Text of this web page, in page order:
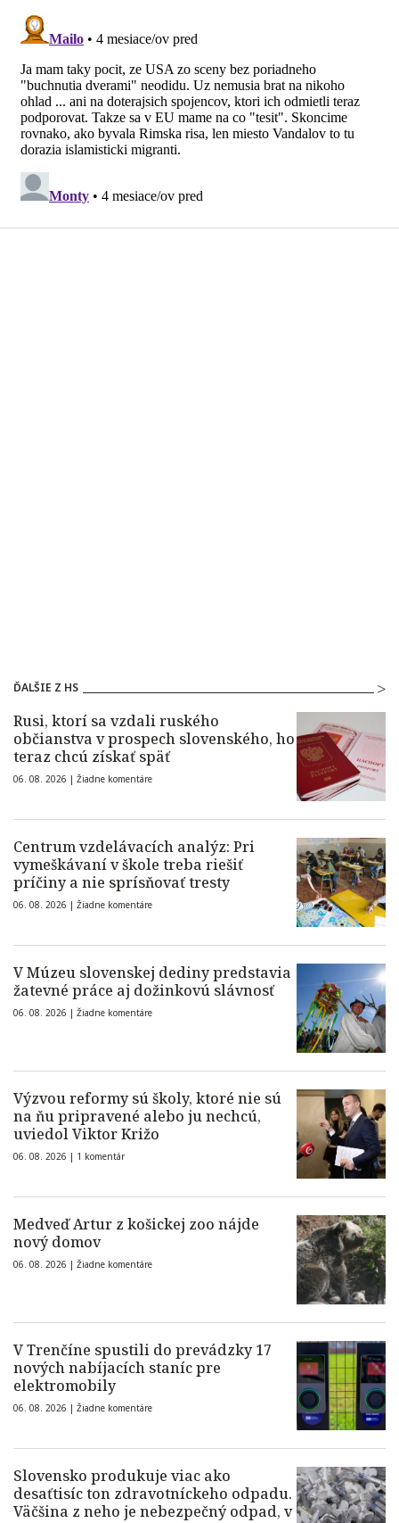
ĎALŠIE Z HS
Rusi, ktorí sa vzdali ruského
občianstva v prospech slovenského, ho
teraz chcú získať späť
06. 08. 2026 | Žiadne komentáre
Centrum vzdelávacích analýz: Pri
vymeškávaní v škole treba riešiť
príčiny a nie sprísňovať tresty
06. 08. 2026 | Žiadne komentáre
V Múzeu slovenskej dediny predstavia
žatevné práce aj dožinkovú slávnosť
06. 08. 2026 | Žiadne komentáre
Výzvou reformy sú školy, ktoré nie sú
na ňu pripravené alebo ju nechcú,
uviedol Viktor Križo
06. 08. 2026 | 1 komentár
Medveď Artur z košickej zoo nájde
nový domov
06. 08. 2026 | Žiadne komentáre
V Trenčíne spustili do prevádzky 17
nových nabíjacích staníc pre
elektromobily
06. 08. 2026 | Žiadne komentáre
Slovensko produkuje viac ako
desaťtisíc ton zdravotníckeho odpadu.
Väčšina z neho je nebezpečný odpad, v